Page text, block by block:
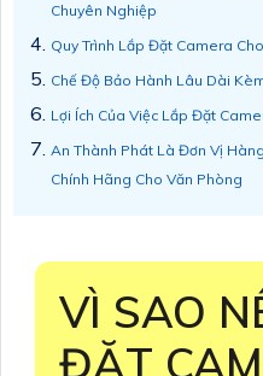
Chuyên Nghiệp
Quy Trình Lắp Đặt Camera
Chế Độ Bảo Hành Lâu Dài
Lợi Ích Của Việc Lắp Đặt
An Thành Phát Là Đơn Vị
Chính Hãng Cho Văn Phòng
VÌ SAO
ĐẶT